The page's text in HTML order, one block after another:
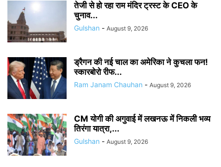
तेजी से हो रहा राम मंदिर ट्रस्ट के CEO के
चुनाव...
Gulshan - August 9, 2026
ड्रैगन की नई चाल का अमेरिका ने कुचला फन!
स्कारबोरो रीफ...
Ram Janam Chauhan - August 9, 2026
CM योगी की अगुवाई में लखनऊ में निकली भव्य
तिरंगा यात्रा,...
Gulshan - August 9, 2026